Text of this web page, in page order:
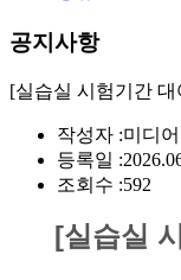
공지사항
[실습실 시험기간
작성자 :미디
등록일 :
조회수 :592
[실습실